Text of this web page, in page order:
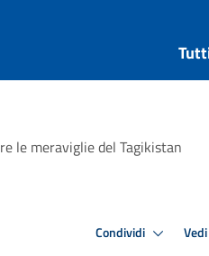
le meraviglie del Tagikistan
Condividi